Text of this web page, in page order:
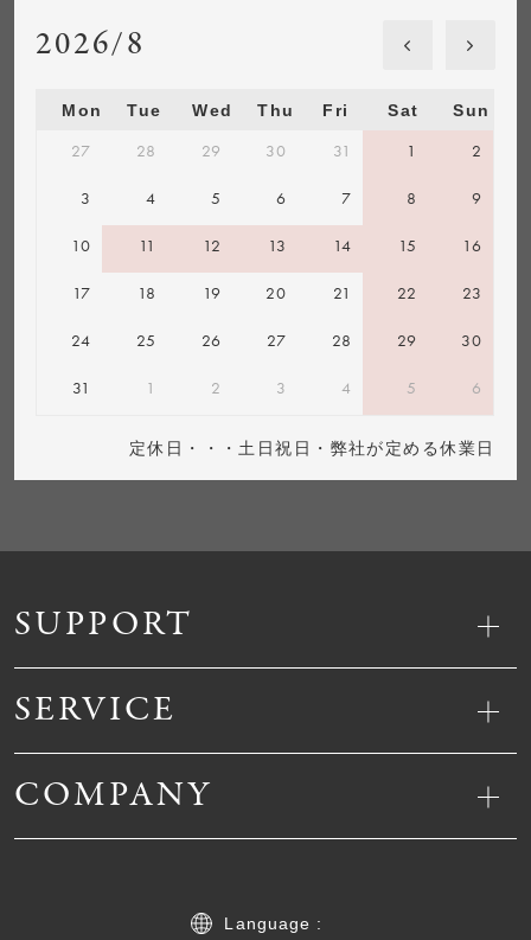
SUPPORT
SERVICE
COMPANY
Language :
2026/8
Mon Tue Wed Thu Fri Sat Sun
27 28 29 30 31 1 2
3 4 5 6 7 8 9
10 11 12 13 14 15 16
17 18 19 20 21 22 23
24 25 26 27 28 29 30
31 1 2 3 4 5 6
定休日・・・土日祝日・弊社が定める休業日